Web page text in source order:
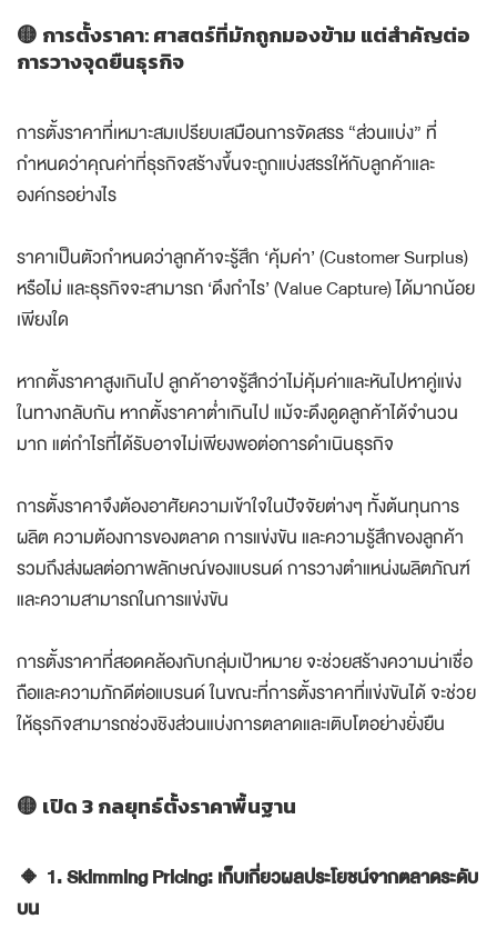
🟡 การตั้งราคา: ศาสตร์ที่มักถูกมองข้าม แต่สำคัญต่อ
การวางจุดยืนธุรกิจ
การตั้งราคาที่เหมาะสมเปรียบเสมือนการจัดสรร “ส่วนแบ่ง” ที่
กำหนดว่าคุณค่าที่ธุรกิจสร้างขึ้นจะถูกแบ่งสรรให้กับลูกค้าและ
องค์กรอย่างไร
ราคาเป็นตัวกำหนดว่าลูกค้าจะรู้สึก ‘คุ้มค่า’ (Customer Surplus)
หรือไม่ และธุรกิจจะสามารถ ‘ดึงกำไร’ (Value Capture) ได้มากน้อย
เพียงใด
หากตั้งราคาสูงเกินไป ลูกค้าอาจรู้สึกว่าไม่คุ้มค่าและหันไปหาคู่แข่ง
ในทางกลับกัน หากตั้งราคาต่ำเกินไป แม้จะดึงดูดลูกค้าได้จำนวน
มาก แต่กำไรที่ได้รับอาจไม่เพียงพอต่อการดำเนินธุรกิจ
การตั้งราคาจึงต้องอาศัยความเข้าใจในปัจจัยต่างๆ ทั้งต้นทุนการ
ผลิต ความต้องการของตลาด การแข่งขัน และความรู้สึกของลูกค้า
รวมถึงส่งผลต่อภาพลักษณ์ของแบรนด์ การวางตำแหน่งผลิตภัณฑ์
และความสามารถในการแข่งขัน
การตั้งราคาที่สอดคล้องกับกลุ่มเป้าหมาย จะช่วยสร้างความน่าเชื่อ
ถือและความภักดีต่อแบรนด์ ในขณะที่การตั้งราคาที่แข่งขันได้ จะช่วย
ให้ธุรกิจสามารถช่วงชิงส่วนแบ่งการตลาดและเติบโตอย่างยั่งยืน
🟡 เปิด 3 กลยุทธ์ตั้งราคาพื้นฐาน
🔸 1. Skimming Pricing: เก็บเกี่ยวผลประโยชน์จากตลาดระดับ
บน